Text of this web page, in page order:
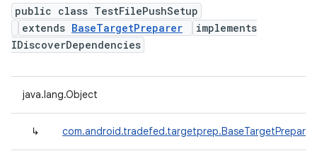
public class TestFilePushSetup
extends BaseTargetPreparer
implements
IDiscoverDependencies
java.lang.Object
↳ com.android.tradefed.targetprep.BaseTargetPreparer